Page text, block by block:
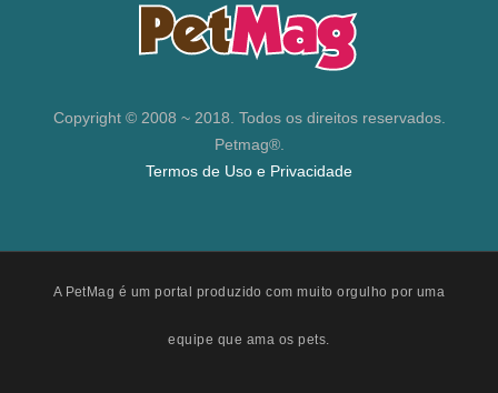
Copyright © 2008 ~ 2018. Todos os direitos reservados.
Petmag®.
Termos de Uso e Privacidade
A PetMag é um portal produzido com muito orgulho por uma
equipe que ama os pets.